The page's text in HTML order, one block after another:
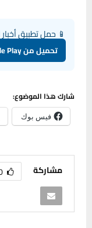
📱 حمل تطبيق
تحميل من Google Play
شارك هذا الموضوع:
فيس بوك
مشاركة